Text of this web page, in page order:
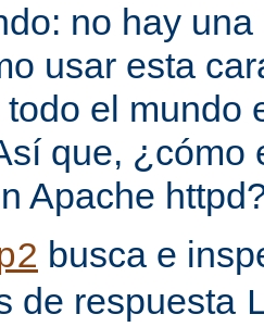
no hay
usar esta
el mundo
que, ¿cómo
Apache
busca e
de respuesta